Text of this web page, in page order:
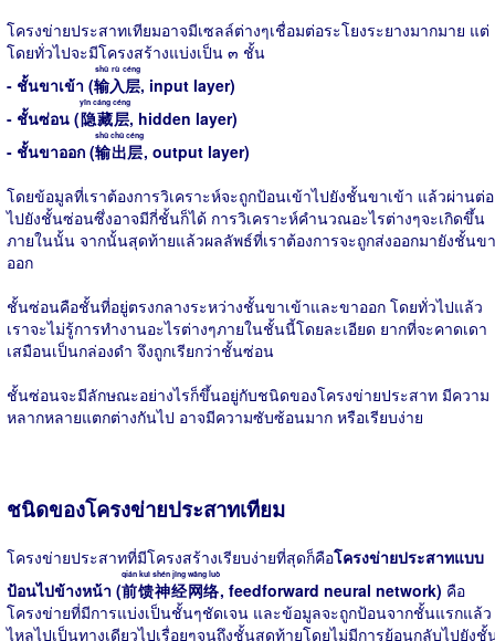
โครงข่ายประสาทเทียมอาจมีเซลล์ต่างๆเชื่อมต่อระโยงระยางมากมาย แต่
โดยทั่วไปจะมีโครงสร้างแบ่งเป็น ๓ ชั้น
- ชั้นขาเข้า (输入层
shū rù céng
, input layer)
- ชั้นซ่อน (隐藏层
yǐn cáng céng
, hidden layer)
- ชั้นขาออก (输出层
shū chū céng
, output layer)
โดยข้อมูลที่เราต้องการวิเคราะห์จะถูกป้อนเข้าไปยังชั้นขาเข้า แล้วผ่านต่อ
ไปยังชั้นซ่อนซึ่งอาจมีกี่ชั้นก็ได้ การวิเคราะห์คำนวณอะไรต่างๆจะเกิดขึ้น
ภายในนั้น จากนั้นสุดท้ายแล้วผลลัพธ์ที่เราต้องการจะถูกส่งออกมายังชั้นขา
ออก
ชั้นซ่อนคือชั้นที่อยู่ตรงกลางระหว่างชั้นขาเข้าและขาออก โดยทั่วไปแล้ว
เราจะไม่รู้การทำงานอะไรต่างๆภายในชั้นนี้โดยละเอียด ยากที่จะคาดเดา
เสมือนเป็นกล่องดำ จึงถูกเรียกว่าชั้นซ่อน
ชั้นซ่อนจะมีลักษณะอย่างไรก็ขึ้นอยู่กับชนิดของโครงข่ายประสาท มีความ
หลากหลายแตกต่างกันไป อาจมีความซับซ้อนมาก หรือเรียบง่าย
ชนิดของโครงข่ายประสาทเทียม
โครงข่ายประสาทที่มีโครงสร้างเรียบง่ายที่สุดก็คือโครงข่ายประสาทแบบ
ป้อนไปข้างหน้า (前馈神经网络
qián kuì shén jīng wǎng luò
, feedforward neural network) คือ
โครงข่ายที่มีการแบ่งเป็นชั้นๆชัดเจน และข้อมูลจะถูกป้อนจากชั้นแรกแล้ว
ไหลไปเป็นทางเดียวไปเรื่อยๆจนถึงชั้นสุดท้ายโดยไม่มีการย้อนกลับไปยังชั้